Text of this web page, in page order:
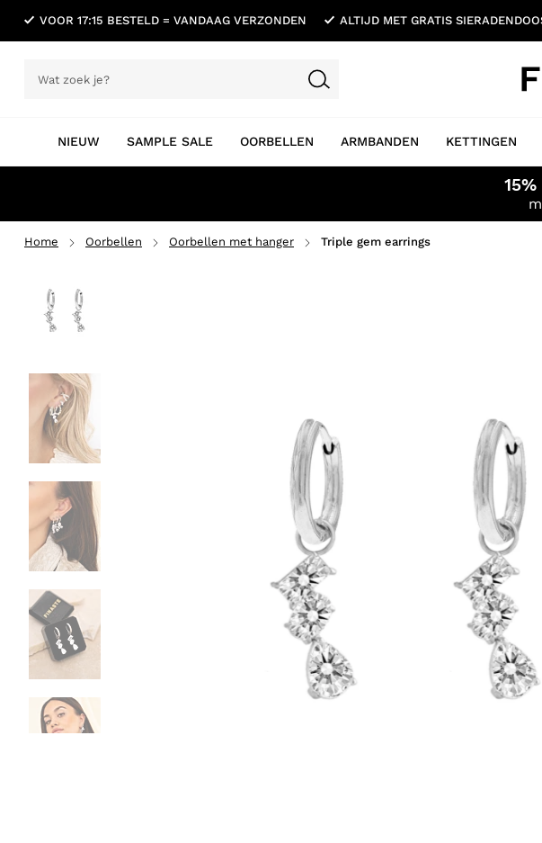
VOOR 17:15 BESTELD = VANDAAG VERZONDEN ALTIJD MET GRATIS
NIEUW SAMPLE SALE OORBELLEN ARMBANDEN KETTINGEN
15%
Home Oorbellen Oorbellen met hanger Triple gem earrings